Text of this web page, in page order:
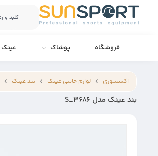
فروشگاه پوشاک عینک
اکسسوری لوازم جانبی عینک بند عینک
بند عینک مدل S_3686